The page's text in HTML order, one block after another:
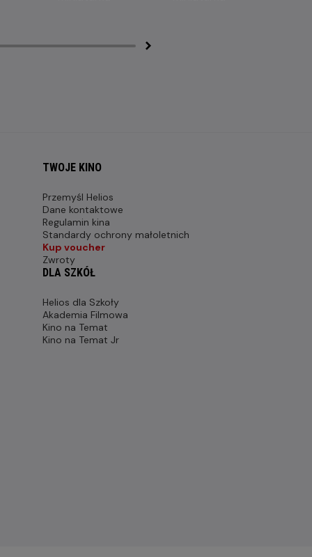
TWOJE KINO
Przemyśl Helios
Dane kontaktowe
Regulamin kina
Standardy ochrony małoletnich
Kup voucher
Zwroty
DLA SZKÓŁ
Helios dla Szkoły
Akademia Filmowa
Kino na Temat
Kino na Temat Jr